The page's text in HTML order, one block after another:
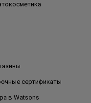
сертификаты
в Watsons